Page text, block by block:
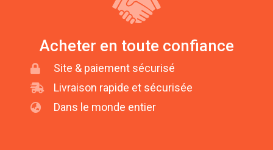
Acheter en toute confiance
Site & paiement sécurisé
Livraison rapide et sécurisée
Dans le monde entier